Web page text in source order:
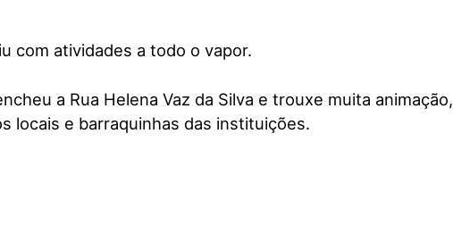
com atividades a todo o vapor.
a Rua Helena Vaz da Silva e trouxe muita animação,
locais e barraquinhas das instituições.